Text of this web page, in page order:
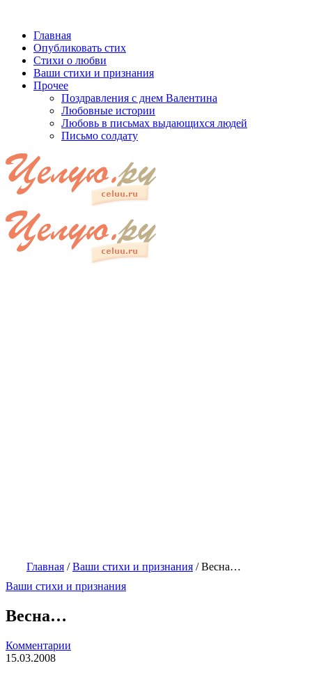
Главная
Опубликовать стих
Стихи о любви
Ваши стихи и признания
Прочее
Поздравления с днем Валентина
Любовные истории
Любовь в письмах выдающихся людей
Письмо солдату
Главная /Ваши стихи и признания /Весна…
Ваши стихи и признания
Весна…
Комментарии
15.03.2008